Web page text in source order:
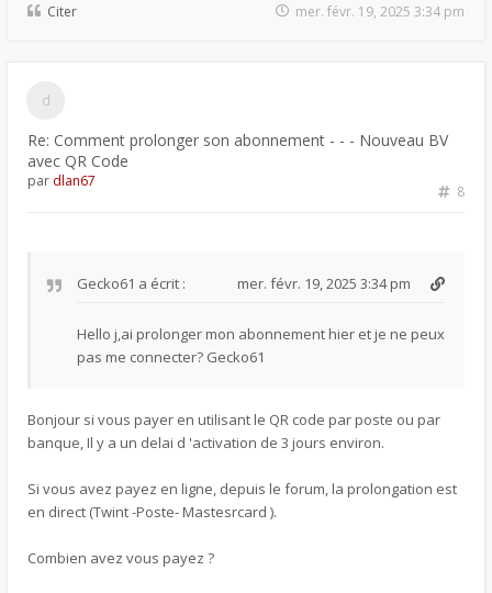
Citer mer. févr. 19, 2025 3:34 pm
Re: Comment prolonger son abonnement - - - Nouveau BV
avec QR Code
8
par dlan67
Gecko61 a écrit : mer. févr. 19, 2025 3:34 pm
Hello j,ai prolonger mon abonnement hier et je ne peux
pas me connecter? Gecko61
Bonjour si vous payer en utilisant le QR code par poste ou par
banque, Il y a un delai d 'activation de 3 jours environ.
Si vous avez payez en ligne, depuis le forum, la prolongation est
en direct (Twint -Poste- Mastesrcard ).
Combien avez vous payez ?